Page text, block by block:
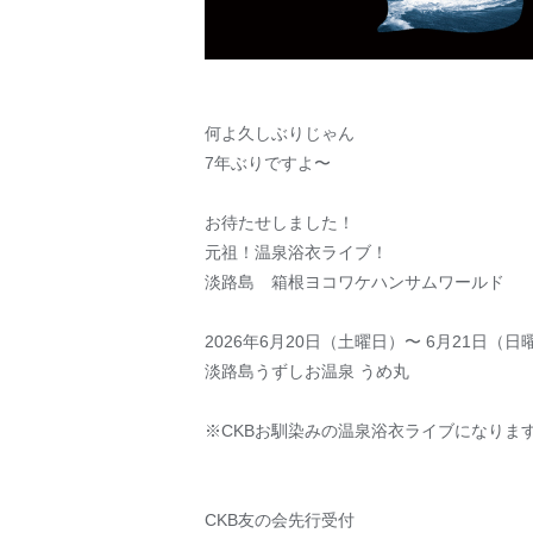
何よ久しぶりじゃん
7年ぶりですよ〜
お待たせしました！
元祖！温泉浴衣ライブ！
淡路島 箱根ヨコワケハンサムワールド
2026年6⽉20⽇（⼟曜⽇）〜 6⽉21⽇（⽇曜
淡路島うずしお温泉 うめ丸
※CKBお馴染みの温泉浴衣ライブになります
CKB友の会先行受付